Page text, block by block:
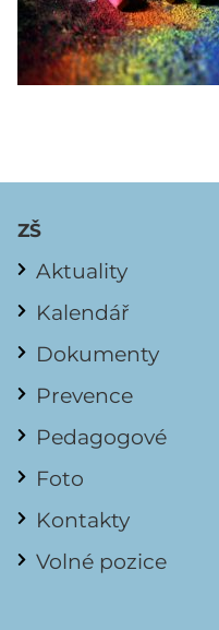
ZŠ
Aktuality
Kalendář
Dokumenty
Prevence
Pedagogové
Foto
Kontakty
Volné pozice